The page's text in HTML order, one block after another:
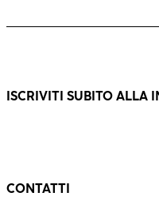
di movimento e
ISCRIVITI SUBITO ALLA
CONTATTI